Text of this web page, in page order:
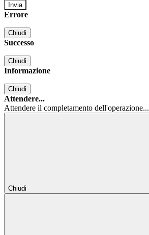
Errore
Chiudi
Successo
Chiudi
Informazione
Chiudi
Attendere...
Attendere il completamento dell'operazione...
Chiudi